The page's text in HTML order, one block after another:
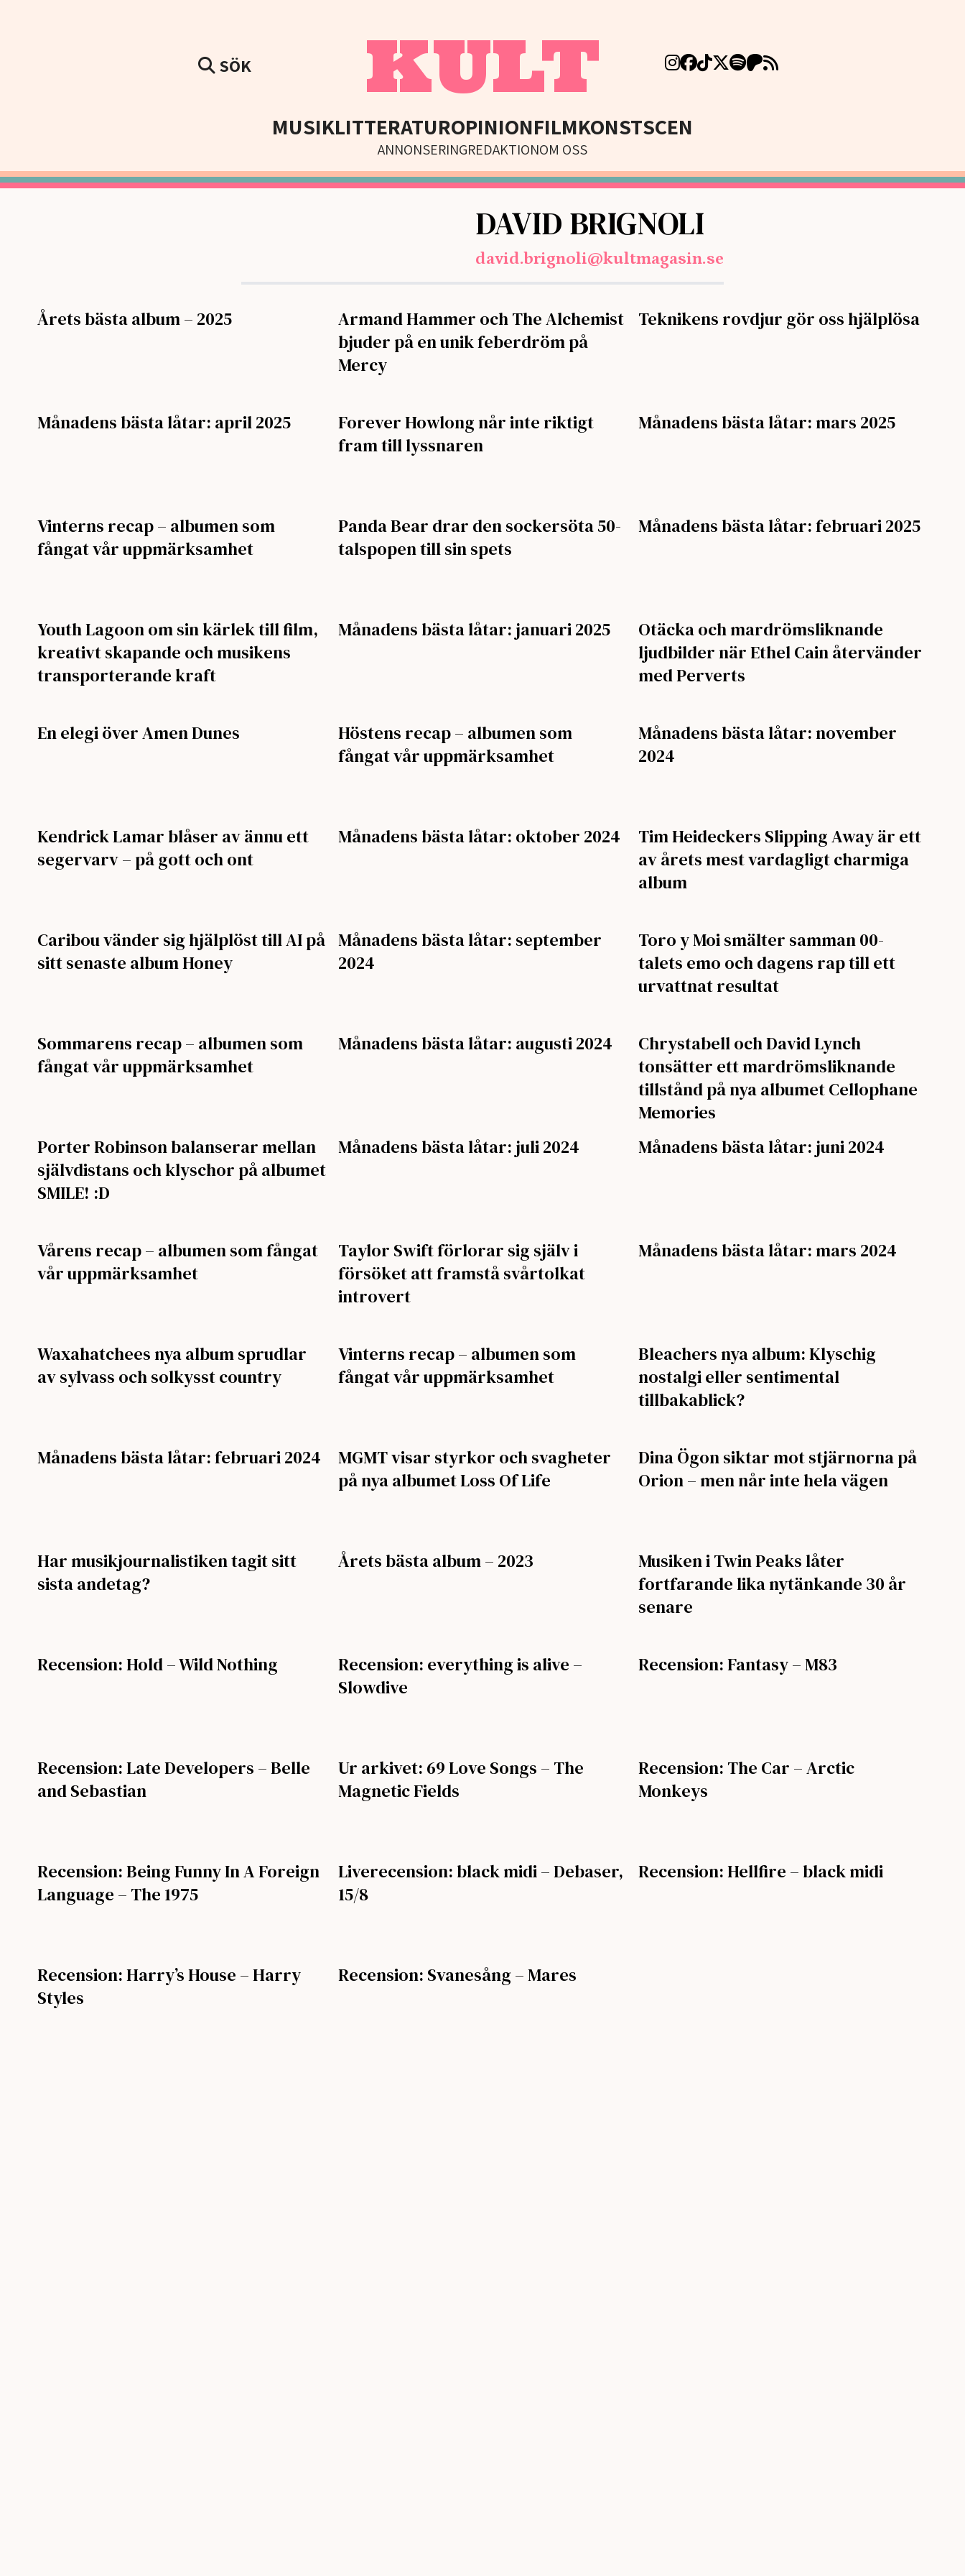
SÖK KULT
MUSIKLITTERATUROPINIONFILMKONSTSCEN
ANNONSERINGREDAKTIONOM OSS
DAVID BRIGNOLI
david.brignoli@kultmagasin.se
Årets bästa album – 2025
Armand Hammer och The Alchemist
bjuder på en unik feberdröm på
Mercy
Teknikens rovdjur gör oss hjälplösa
Månadens bästa låtar: april 2025
Forever Howlong når inte riktigt
fram till lyssnaren
Månadens bästa låtar: mars 2025
Vinterns recap – albumen som
fångat vår uppmärksamhet
Panda Bear drar den sockersöta 50-
talspopen till sin spets
Månadens bästa låtar: februari 2025
Youth Lagoon om sin kärlek till film,
kreativt skapande och musikens
transporterande kraft
Månadens bästa låtar: januari 2025
Otäcka och mardrömsliknande
ljudbilder när Ethel Cain återvänder
med Perverts
En elegi över Amen Dunes
Höstens recap – albumen som
fångat vår uppmärksamhet
Månadens bästa låtar: november
2024
Kendrick Lamar blåser av ännu ett
segervarv – på gott och ont
Månadens bästa låtar: oktober 2024
Tim Heideckers Slipping Away är ett
av årets mest vardagligt charmiga
album
Caribou vänder sig hjälplöst till AI på
sitt senaste album Honey
Månadens bästa låtar: september
2024
Toro y Moi smälter samman 00-
talets emo och dagens rap till ett
urvattnat resultat
Sommarens recap – albumen som
fångat vår uppmärksamhet
Månadens bästa låtar: augusti 2024
Chrystabell och David Lynch
tonsätter ett mardrömsliknande
tillstånd på nya albumet Cellophane
Memories
Porter Robinson balanserar mellan
självdistans och klyschor på albumet
SMILE! :D
Månadens bästa låtar: juli 2024 Månadens bästa låtar: juni 2024
Vårens recap – albumen som fångat
vår uppmärksamhet
Taylor Swift förlorar sig själv i
försöket att framstå svårtolkat
introvert
Månadens bästa låtar: mars 2024
Waxahatchees nya album sprudlar
av sylvass och solkysst country
Vinterns recap – albumen som
fångat vår uppmärksamhet
Bleachers nya album: Klyschig
nostalgi eller sentimental
tillbakablick?
Månadens bästa låtar: februari 2024
MGMT visar styrkor och svagheter
på nya albumet Loss Of Life
Dina Ögon siktar mot stjärnorna på
Orion – men når inte hela vägen
Har musikjournalistiken tagit sitt
sista andetag?
Årets bästa album – 2023
Musiken i Twin Peaks låter
fortfarande lika nytänkande 30 år
senare
Recension: Hold – Wild Nothing
Recension: everything is alive –
Slowdive
Recension: Fantasy – M83
Recension: Late Developers – Belle
and Sebastian
Ur arkivet: 69 Love Songs – The
Magnetic Fields
Recension: The Car – Arctic
Monkeys
Recension: Being Funny In A Foreign
Language – The 1975
Liverecension: black midi – Debaser,
15/8
Recension: Hellfire – black midi
Recension: Harry’s House – Harry
Styles
Recension: Svanesång – Mares